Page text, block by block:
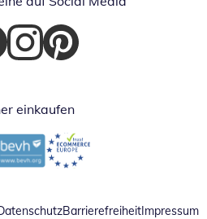
in neuem Fenster
Öffnet in neuem Fenster
Öffnet in neuem Fenster
einkaufen
neuem Fenster
Öffnet in neuem Fenster
BarrierefreiheitImpressum